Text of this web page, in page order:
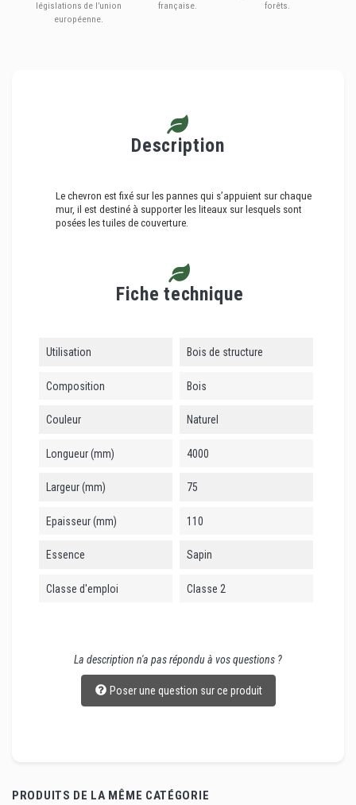
législations de l’union
européenne.
française.
forêts.
Description
Le chevron est fixé sur les pannes qui s’appuient sur chaque
mur, il est destiné à supporter les liteaux sur lesquels sont
posées les tuiles de couverture.
Fiche technique
Utilisation Bois de structure
Composition Bois
Couleur Naturel
Longueur (mm) 4000
Largeur (mm) 75
Epaisseur (mm) 110
Essence Sapin
Classe d'emploi Classe 2
La description n'a pas répondu à vos questions ?
Poser une question sur ce produit
PRODUITS DE LA MÊME CATÉGORIE